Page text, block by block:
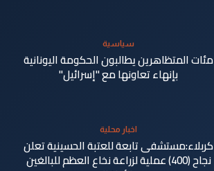
سياسية
مئات المتظاهرين يطالبون الحكومة اليونانية
بإنهاء تعاونها مع "إسرائيل"
اخبار محلية
كربلاء:مستشفى تابعة للعتبة الحسينية تعلن
نجاح (400) عملية لزراعة نخاع العظم للبالغين